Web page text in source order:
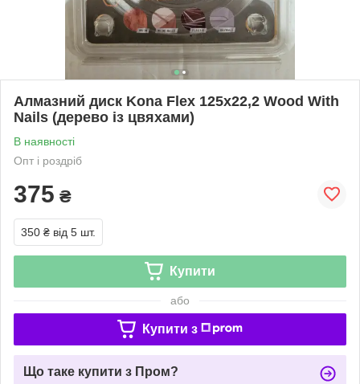
Алмазний диск Kona Flex 125x22,2 Wood With
Nails (дерево із цвяхами)
В наявності
Опт і роздріб
375 ₴
350 ₴ від 5 шт.
Купити
або
Купити з
Що таке купити з Пром?